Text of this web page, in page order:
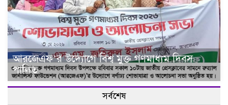
আরজেএফ’র উদ্যোগে বিশ্ব মুক্ত গণমাধ্যম দিবস
পালিত
সর্বশেষ